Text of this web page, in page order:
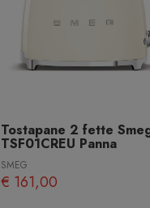
Tostapane 2 fette
TSF01CREU Panna
SMEG
€ 161,00